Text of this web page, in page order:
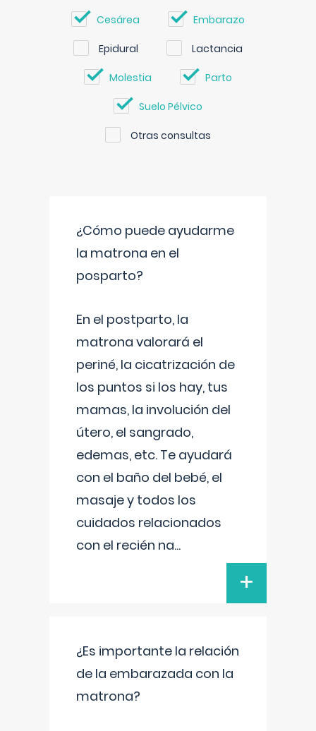
Cesárea Embarazo
Epidural Lactancia
Molestia Parto
Suelo Pélvico
Otras consultas
¿Cómo puede ayudarme
la matrona en el
posparto?
En el postparto, la
matrona valorará el
periné, la cicatrización de
los puntos si los hay, tus
mamas, la involución del
útero, el sangrado,
edemas, etc. Te ayudará
con el baño del bebé, el
masaje y todos los
cuidados relacionados
con el recién na...
+
¿Es importante la relación
de la embarazada con la
matrona?